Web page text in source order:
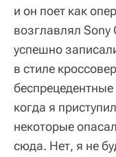
и он поет как
возглавлял
успешно
в стиле
когда я
некоторые
сюда. Нет, я не